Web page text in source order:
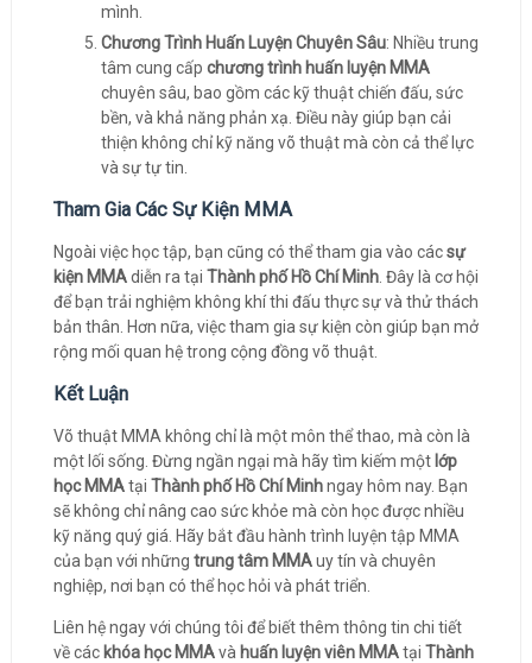
mình.
Chương Trình Huấn Luyện Chuyên Sâu: Nhiều trung
tâm cung cấp chương trình huấn luyện MMA
chuyên sâu, bao gồm các kỹ thuật chiến đấu, sức
bền, và khả năng phản xạ. Điều này giúp bạn cải
thiện không chỉ kỹ năng võ thuật mà còn cả thể lực
và sự tự tin.
Tham Gia Các Sự Kiện MMA
Ngoài việc học tập, bạn cũng có thể tham gia vào cácsự
kiện MMAdiễn ra tại Thành phố Hồ Chí Minh. Đây là cơ hội
để bạn trải nghiệm không khí thi đấu thực sự và thử thách
bản thân. Hơn nữa, việc tham gia sự kiện còn giúp bạn mở
rộng mối quan hệ trong cộng đồng võ thuật.
Kết Luận
Võ thuật MMA không chỉ là một môn thể thao, mà còn là
một lối sống. Đừng ngần ngại mà hãy tìm kiếm một lớp
học MMAtại Thành phố Hồ Chí Minhngay hôm nay. Bạn
sẽ không chỉ nâng cao sức khỏe mà còn học được nhiều
kỹ năng quý giá. Hãy bắt đầu hành trình luyện tập MMA
của bạn với những trung tâm MMAuy tín và chuyên
nghiệp, nơi bạn có thể học hỏi và phát triển.
Liên hệ ngay với chúng tôi để biết thêm thông tin chi tiết
về các khóa học MMAvà huấn luyện viên MMAtại Thành